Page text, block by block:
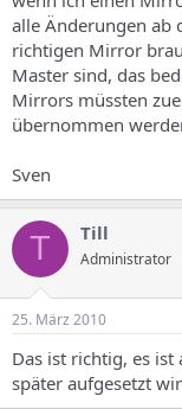
s
T
h
e
m
s
d
a
t
u
m
alle Änderungen ab
richtigen Mirror
Master sind, das
Mirrors müssten
übernommen
Sven
T Till
Administrator
25. März 2010
Das ist richtig, es
später aufgesetzt